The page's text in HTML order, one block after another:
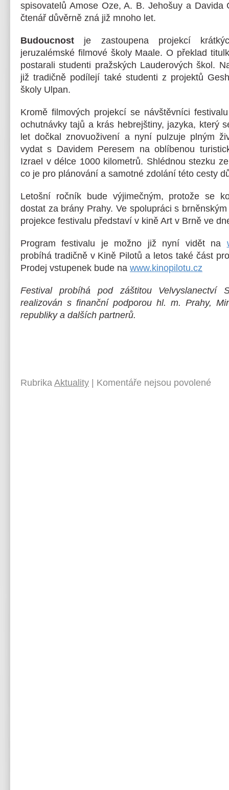
spisovatelů Amose Oze, A. B. Jehošuy a Davida
čtenář důvěrně zná již mnoho let.
Budoucnost je zastoupena projekcí
jeruzalémské filmové školy Maale. O překlad
postarali studenti pražských Lauderových škol.
již tradičně podílejí také studenti z projektů
školy Ulpan.
Kromě filmových projekcí se návštěvníci
ochutnávky tajů a krás hebrejštiny, jazyka, který
let dočkal znovuoživení a nyní pulzuje plným
vydat s Davidem Peresem na oblíbenou
Izrael v délce 1000 kilometrů. Shlédnou stezku
co je pro plánování a samotné zdolání této cesty
Letošní ročník bude výjimečným, protože se
dostat za brány Prahy. Ve spolupráci s
projekce festivalu představí v kině Art v Brně ve
Program festivalu je možno již nyní vidět na
probíhá tradičně v Kině Pilotů a letos také část
Prodej vstupenek bude na www.kinopilotu.cz
Festival probíhá pod záštitou Velvyslanectví
realizován s finanční podporou hl. m. Prahy,
republiky a dalších partnerů.
Rubrika Aktuality Komentáře nejsou povolené